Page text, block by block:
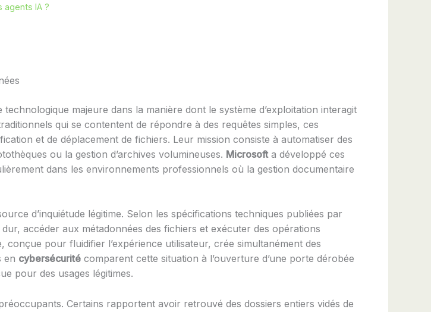
agents IA ?
majeure dans la manière dont le système d’exploitation interagit
qui se contentent de répondre à des requêtes simples, ces
et de déplacement de fichiers. Leur mission consiste à automatiser des
ou la gestion d’archives volumineuses. Microsoft a développé ces
dans les environnements professionnels où la gestion documentaire
d’inquiétude légitime. Selon les spécifications techniques publiées par
accéder aux métadonnées des fichiers et exécuter des opérations
pour fluidifier l’expérience utilisateur, crée simultanément des
en cybersécurité comparent cette situation à l’ouverture d’une porte dérobée
pour des usages légitimes.
Certains rapportent avoir retrouvé des dossiers entiers vidés de